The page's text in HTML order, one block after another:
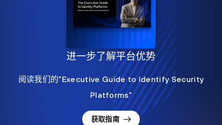
进一步了解平台优势
阅读我们的"Executive Guide to Identify Security
Platforms"
获取指南